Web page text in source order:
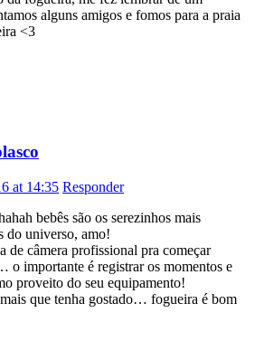
alguns amigos e fomos para a praia
<3
at 14:35 Responder
bebês são os serezinhos mais
do universo, amo!
de câmera profissional pra começar
o importante é registrar os momentos e
proveito do seu equipamento!
que tenha gostado… fogueira é bom